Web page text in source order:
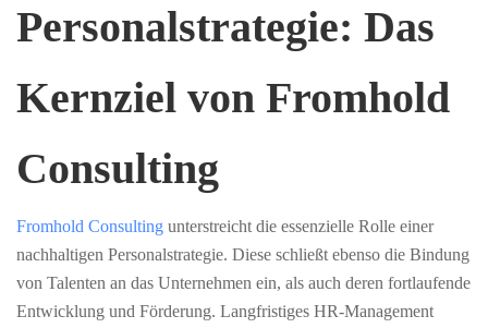
Personalstrategie: Das
Kernziel von Fromhold
Consulting
Fromhold Consulting unterstreicht die essenzielle Rolle einer
nachhaltigen Personalstrategie. Diese schließt ebenso die Bindung
von Talenten an das Unternehmen ein, als auch deren fortlaufende
Entwicklung und Förderung. Langfristiges HR-Management